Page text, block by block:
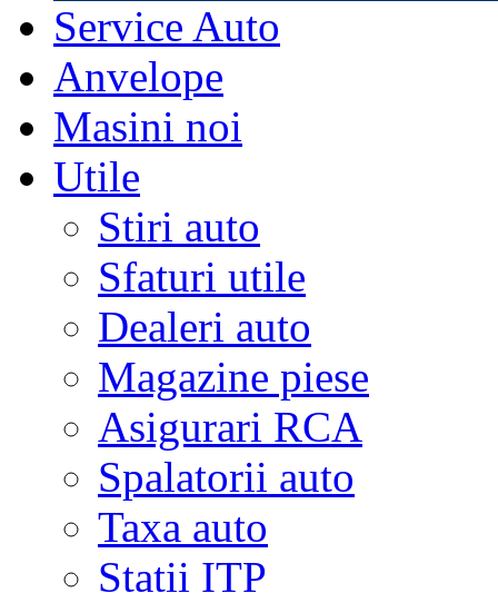
Service Auto
Anvelope
Masini noi
Utile
Stiri auto
Sfaturi utile
Dealeri auto
Magazine piese
Asigurari RCA
Spalatorii auto
Taxa auto
Statii ITP